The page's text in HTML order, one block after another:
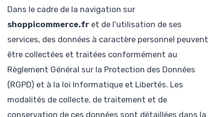
Dans le cadre de la navigation sur
shoppicommerce.fr et de l'utilisation de ses
services, des données à caractère personnel peuvent
être collectées et traitées conformément au
Règlement Général sur la Protection des Données
(RGPD) et à la loi Informatique et Libertés. Les
modalités de collecte, de traitement et de
conservation de ces données sont détaillées dans la